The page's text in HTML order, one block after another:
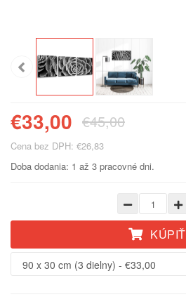
€33,00 €45,00
Cena bez DPH: €26,83
Doba dodania: 1 až 3 pracovné dni.
KÚPIŤ